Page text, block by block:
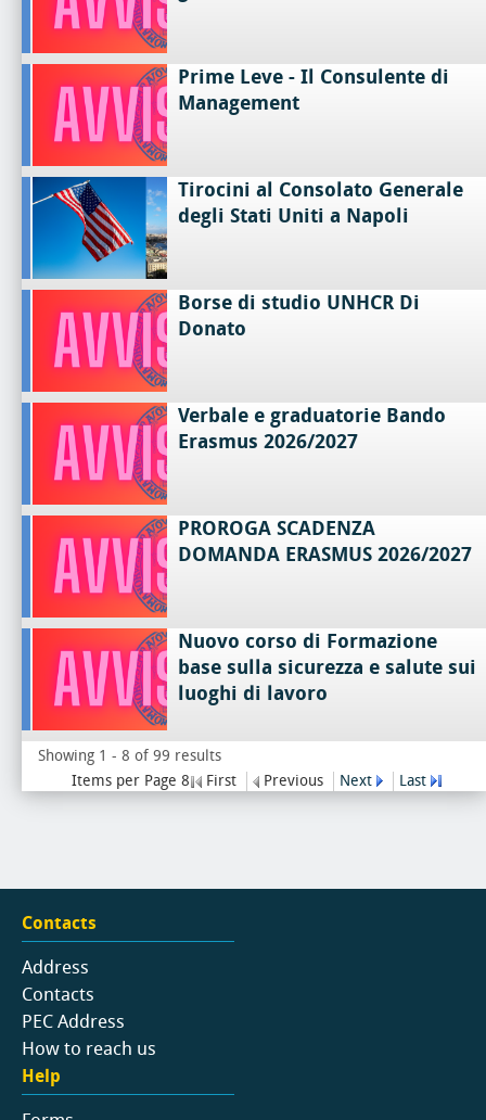
Prime Leve - Il Consulente di
Management
Tirocini al Consolato Generale
degli Stati Uniti a Napoli
Borse di studio UNHCR Di
Donato
Verbale e graduatorie Bando
Erasmus 2026/2027
PROROGA SCADENZA
DOMANDA ERASMUS 2026/2027
Nuovo corso di Formazione
base sulla sicurezza e salute sui
luoghi di lavoro
Showing 1 - 8 of 99 results
Items per Page 8
First Previous Next Last
Contacts
Address
Contacts
PEC Address
How to reach us
Help